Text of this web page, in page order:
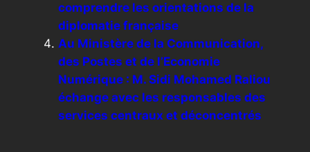
comprendre les orientations de la
diplomatie française
Au Ministère de la Communication,
des Postes et de l’Economie
Numérique : M. Sidi Mohamed Raliou
échange avec les responsables des
services centraux et déconcentrés